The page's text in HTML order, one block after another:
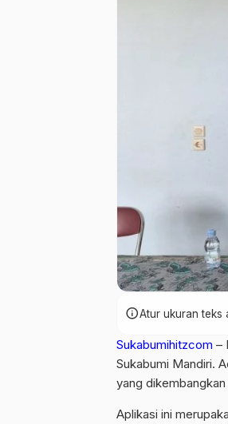
infoAtur ukuran teks
Sukabumihitzcom –
Sukabumi Mandiri.
yang
Aplikasi ini